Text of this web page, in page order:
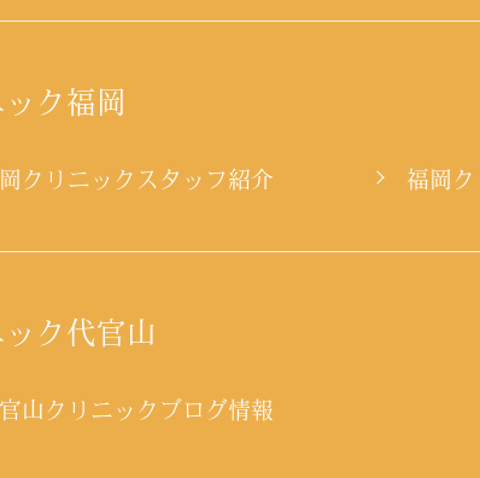
ク福岡
クリニックスタッフ紹介 福岡
ク代官山
山クリニックブログ情報